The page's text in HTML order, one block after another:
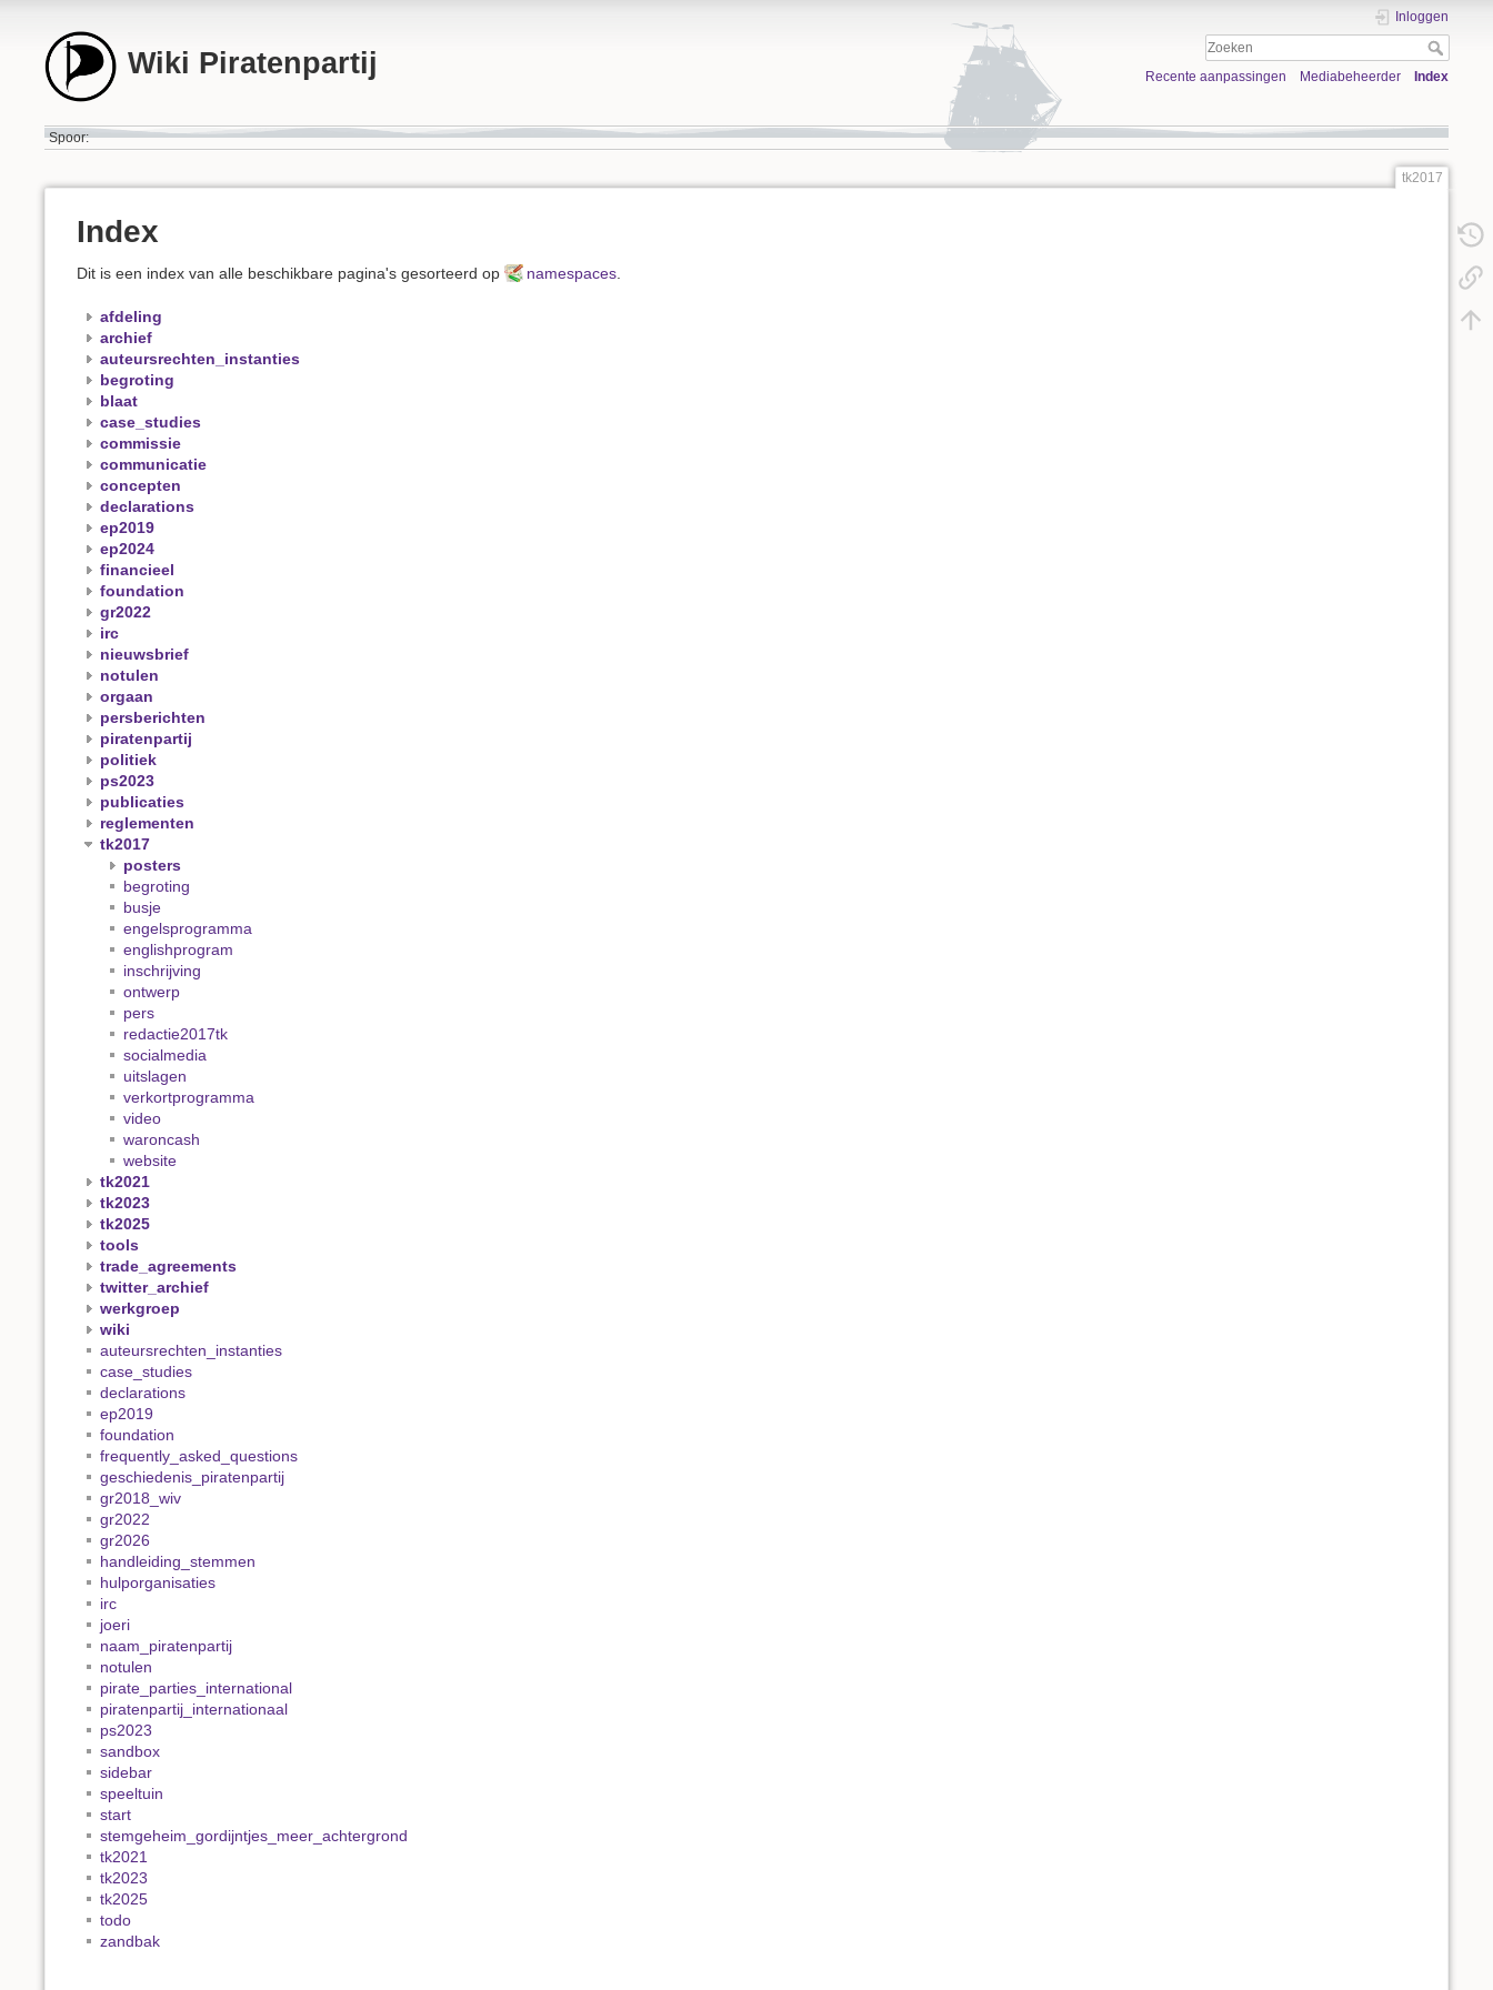
Wiki Piratenpartij
Inloggen
Recente aanpassingen Mediabeheerder Index
Spoor:
tk2017
Index
Dit is een index van alle beschikbare pagina's gesorteerd op namespaces.
afdeling
archief
auteursrechten_instanties
begroting
blaat
case_studies
commissie
communicatie
concepten
declarations
ep2019
ep2024
financieel
foundation
gr2022
irc
nieuwsbrief
notulen
orgaan
persberichten
piratenpartij
politiek
ps2023
publicaties
reglementen
tk2017
posters
begroting
busje
engelsprogramma
englishprogram
inschrijving
ontwerp
pers
redactie2017tk
socialmedia
uitslagen
verkortprogramma
video
waroncash
website
tk2021
tk2023
tk2025
tools
trade_agreements
twitter_archief
werkgroep
wiki
auteursrechten_instanties
case_studies
declarations
ep2019
foundation
frequently_asked_questions
geschiedenis_piratenpartij
gr2018_wiv
gr2022
gr2026
handleiding_stemmen
hulporganisaties
irc
joeri
naam_piratenpartij
notulen
pirate_parties_international
piratenpartij_internationaal
ps2023
sandbox
sidebar
speeltuin
start
stemgeheim_gordijntjes_meer_achtergrond
tk2021
tk2023
tk2025
todo
zandbak